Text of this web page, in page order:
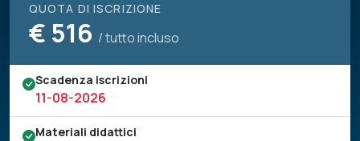
QUOTA DI ISCRIZIONE
€ 516 / tutto incluso
Scadenza iscrizioni
11-08-2026
Materiali didattici